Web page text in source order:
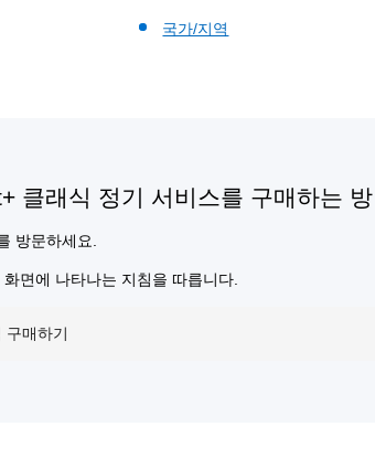
국가/지역
클래식 정기 서비스를 구매하는
방문하세요.
면에 나타나는 지침을 따릅니다.
구매하기